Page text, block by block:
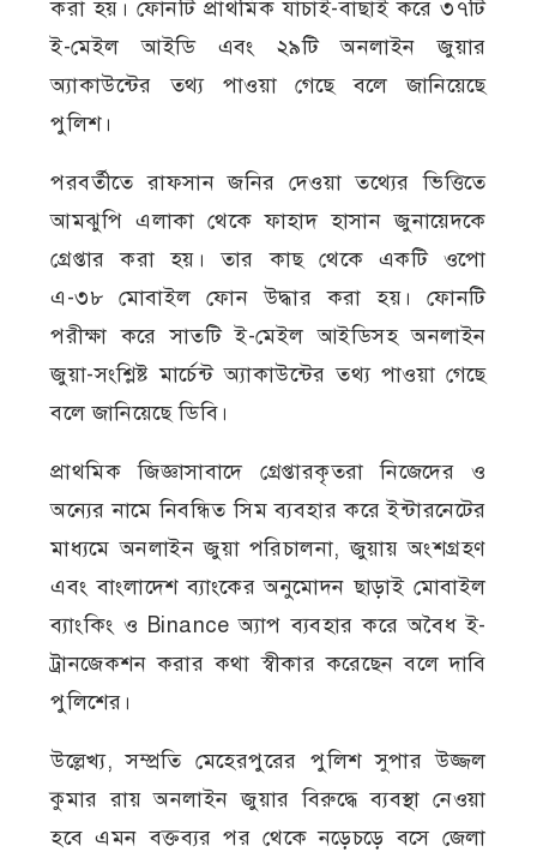
করা হয়। ফোনটি প্রাথমিক যাচাই-বাছাই করে ৩৭টি
ই-মেইল আইডি এবং ২৯টি অনলাইন জুয়ার
অ্যাকাউন্টের তথ্য পাওয়া গেছে বলে জানিয়েছে
পুলিশ।
পরবর্তীতে রাফসান জনির দেওয়া তথ্যের ভিত্তিতে
আমঝুপি এলাকা থেকে ফাহাদ হাসান জুনায়েদকে
গ্রেপ্তার করা হয়। তার কাছ থেকে একটি ওপো
এ-৩৮ মোবাইল ফোন উদ্ধার করা হয়। ফোনটি
পরীক্ষা করে সাতটি ই-মেইল আইডিসহ অনলাইন
জুয়া-সংশ্লিষ্ট মার্চেন্ট অ্যাকাউন্টের তথ্য পাওয়া গেছে
বলে জানিয়েছে ডিবি।
প্রাথমিক জিজ্ঞাসাবাদে গ্রেপ্তারকৃতরা নিজেদের ও
অন্যের নামে নিবন্ধিত সিম ব্যবহার করে ইন্টারনেটের
মাধ্যমে অনলাইন জুয়া পরিচালনা, জুয়ায় অংশগ্রহণ
এবং বাংলাদেশ ব্যাংকের অনুমোদন ছাড়াই মোবাইল
ব্যাংকিং ও Binance অ্যাপ ব্যবহার করে অবৈধ ই-
ট্রানজেকশন করার কথা স্বীকার করেছেন বলে দাবি
পুলিশের।
উল্লেখ্য, সম্প্রতি মেহেরপুরের পুলিশ সুপার উজ্জল
কুমার রায় অনলাইন জুয়ার বিরুদ্ধে ব্যবস্থা নেওয়া
হবে এমন বক্তব্যর পর থেকে নড়েচড়ে বসে জেলা